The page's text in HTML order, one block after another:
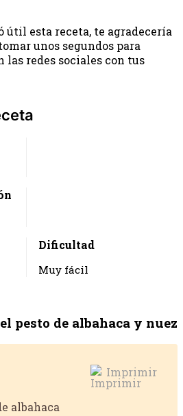
útil esta receta, te agradecería
unos segundos para
redes sociales con tus
Dificultad
Muy fácil
pesto de albahaca y nuez
Imprimir
albahaca